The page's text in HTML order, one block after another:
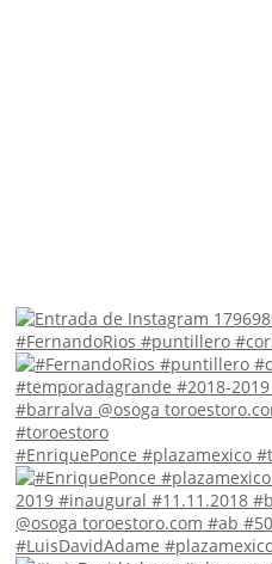
#FernandoRios #puntillero
#EnriquePonce #plazamexico
#LuisDavidAdame